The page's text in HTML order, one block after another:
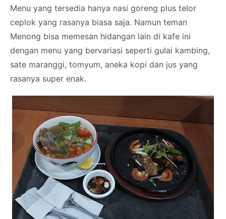
Menu yang tersedia hanya nasi goreng plus telor
ceplok yang rasanya biasa saja. Namun teman
Menong bisa memesan hidangan lain di kafe ini
dengan menu yang bervariasi seperti gulai kambing,
sate maranggi, tomyum, aneka kopi dan jus yang
rasanya super enak.